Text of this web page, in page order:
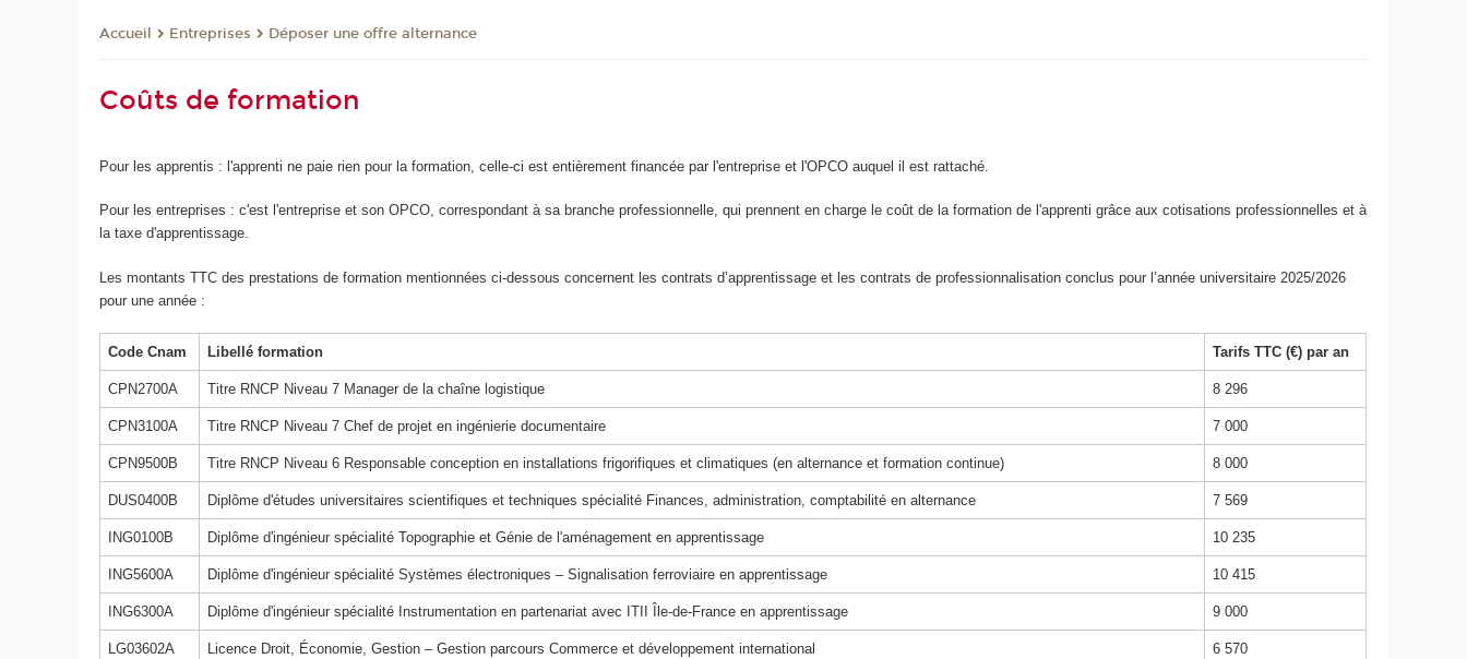
Accueil Entreprises Déposer une offre alternance
Coûts de formation
Pour les apprentis : l'apprenti ne paie rien pour la formation, celle-ci est entièrement financée par l'entreprise et l'OPCO auquel il est rattaché.
Pour les entreprises : c'est l'entreprise et son OPCO, correspondant à sa branche professionnelle, qui prennent en charge le coût de la formation de l'apprenti grâce aux cotisations professionnelles et à
la taxe d'apprentissage.
Les montants TTC des prestations de formation mentionnées ci-dessous concernent les contrats d’apprentissage et les contrats de professionnalisation conclus pour l’année universitaire 2025/2026
pour une année :
Code Cnam Libellé formation Tarifs TTC (€) par an
CPN2700A Titre RNCP Niveau 7 Manager de la chaîne logistique 8 296
CPN3100A Titre RNCP Niveau 7 Chef de projet en ingénierie documentaire 7 000
CPN9500B Titre RNCP Niveau 6 Responsable conception en installations frigorifiques et climatiques (en alternance et formation continue) 8 000
DUS0400B Diplôme d'études universitaires scientifiques et techniques spécialité Finances, administration, comptabilité en alternance 7 569
ING0100B Diplôme d'ingénieur spécialité Topographie et Génie de l'aménagement en apprentissage 10 235
ING5600A Diplôme d'ingénieur spécialité Systèmes électroniques – Signalisation ferroviaire en apprentissage 10 415
ING6300A Diplôme d'ingénieur spécialité Instrumentation en partenariat avec ITII Île-de-France en apprentissage 9 000
LG03602A Licence Droit, Économie, Gestion – Gestion parcours Commerce et développement international 6 570